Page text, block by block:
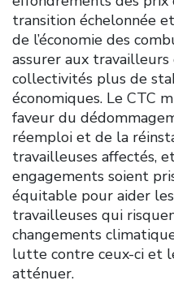
transition échelonnée
de l’économie des
assurer aux
collectivités plus de
économiques. Le CTC
faveur du
réemploi et de la
travailleuses affectés,
engagements soient
équitable pour aider
travailleuses qui
changements
lutte contre ceux-ci et
atténuer.